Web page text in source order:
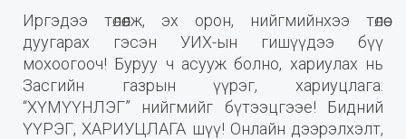
Иргэдээ төлөөлж, эх орон, нийгмийнхээ төлөө
дуугарах гэсэн УИХ-ын гишүүдээ бүү
мохоогооч! Буруу ч асууж болно, хариулах нь
Засгийн газрын үүрэг, хариуцлага.
“ХҮМҮҮНЛЭГ” нийгмийг бүтээцгээе! Бидний
ҮҮРЭГ, ХАРИУЦЛАГА шүү! Онлайн дээрэлхэлт,